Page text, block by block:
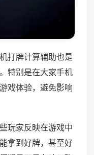
打牌计算辅助也是
特别是在大家手机
戏体验，避免影响
玩家反映在游戏中
拿到好牌，甚至好